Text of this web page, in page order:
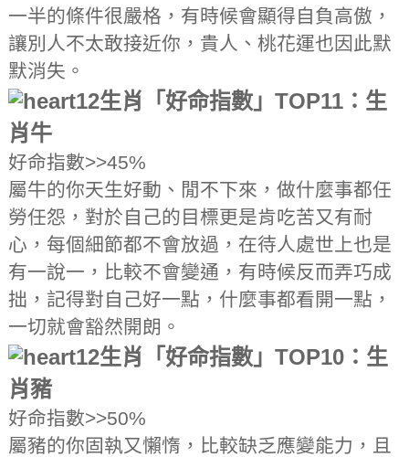
一半的條件很嚴格，有時候會顯得自負高傲，
讓別人不太敢接近你，貴人、桃花運也因此默
默消失。
12生肖「好命指數」TOP11：生
肖牛
好命指數>>45%
屬牛的你天生好動、閒不下來，做什麼事都任
勞任怨，對於自己的目標更是肯吃苦又有耐
心，每個細節都不會放過，在待人處世上也是
有一說一，比較不會變通，有時候反而弄巧成
拙，記得對自己好一點，什麼事都看開一點，
一切就會豁然開朗。
12生肖「好命指數」TOP10：生
肖豬
好命指數>>50%
屬豬的你固執又懶惰，比較缺乏應變能力，且